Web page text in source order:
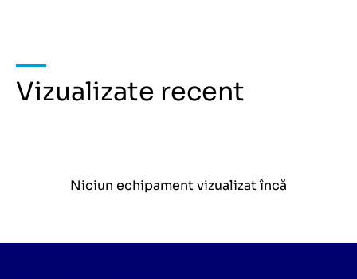
Vizualizate recent
Niciun echipament vizualizat încă